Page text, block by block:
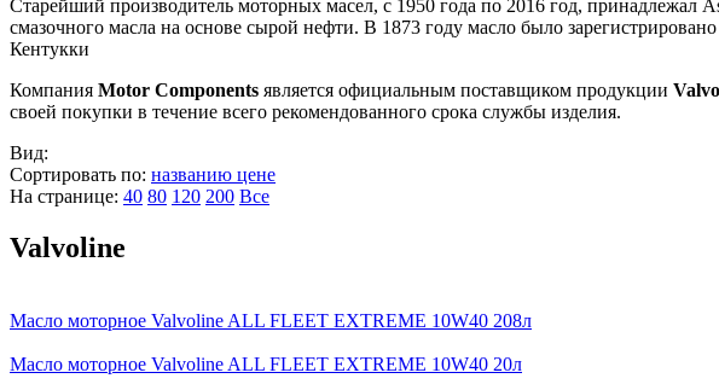
Старейший производитель моторных масел, c 1950 года по 2016 год,
смазочного масла на основе сырой нефти. В 1873 году масло было
Кентукки
Компания Motor Components является официальным поставщиком продукции
своей покупки в течение всего рекомендованного срока службы изделия.
Вид:
Сортировать по: названию цене
На странице: 40 80 120 200 Все
Valvoline
Масло моторное Valvoline ALL FLEET EXTREME 10W40 208л
Масло моторное Valvoline ALL FLEET EXTREME 10W40 20л